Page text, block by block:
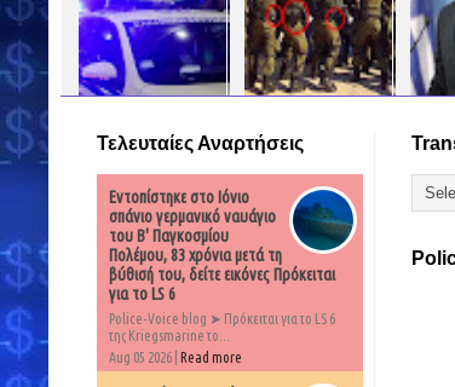
Παλαιστίνιος
αμέριμνη στην
πλατεία Συντάγματος
- Την άρπαξε από το
χέρι και άρχισε να τη
θωπεύει
Μήπως τους
…
Πάει
Τελευταίες Αναρτήσεις
Εντοπίστηκε στο Ιόνιο
σπάνιο γερμανικό ναυάγιο
του Β' Παγκοσμίου
Πολέμου, 83 χρόνια μετά τη
βύθισή του, δείτε εικόνες Πρόκειται
για το LS 6
Police-Voice blog ➤ Πρόκειται για το LS 6
της Kriegsmarine το...
Aug 05 2026 | Read more